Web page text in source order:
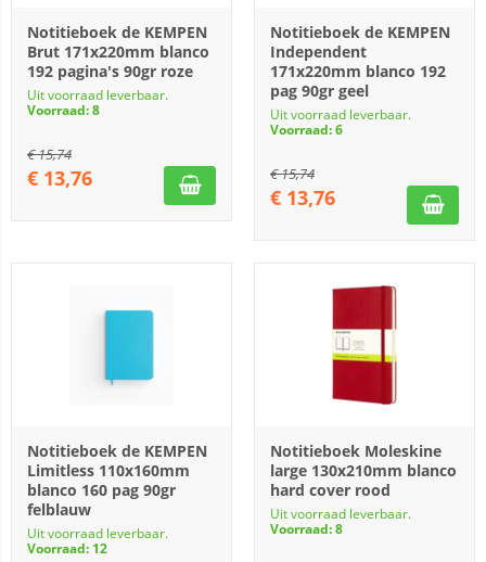
Notitieboek de KEMPEN
Brut 171x220mm blanco
192 pagina's 90gr roze
Uit voorraad leverbaar.
Voorraad: 8
€15,74
€ 13,76
Notitieboek de KEMPEN
Independent
171x220mm blanco 192
pag 90gr geel
Uit voorraad leverbaar.
Voorraad: 6
€15,74
€ 13,76
Notitieboek de KEMPEN
Limitless 110x160mm
blanco 160 pag 90gr
felblauw
Uit voorraad leverbaar.
Voorraad: 12
Notitieboek Moleskine
large 130x210mm blanco
hard cover rood
Uit voorraad leverbaar.
Voorraad: 8